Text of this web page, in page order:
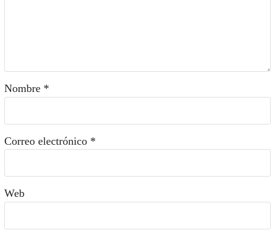
Nombre *
Correo electrónico *
Web